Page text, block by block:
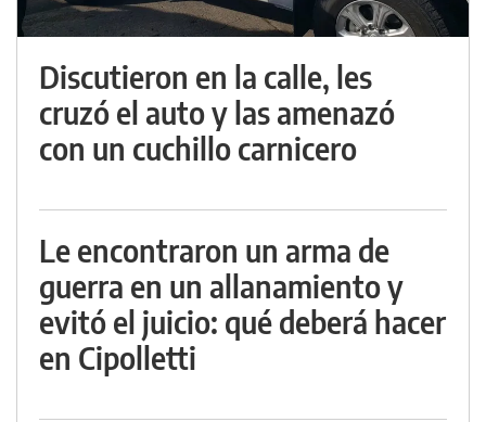
Discutieron en la calle, les
cruzó el auto y las amenazó
con un cuchillo carnicero
Le encontraron un arma de
guerra en un allanamiento y
evitó el juicio: qué deberá hacer
en Cipolletti